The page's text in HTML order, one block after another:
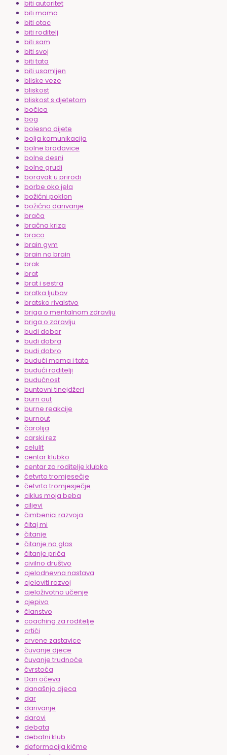
biti autoritet
biti mama
biti otac
biti roditelj
biti sam
biti svoj
biti tata
biti usamljen
bliske veze
bliskost
bliskost s djetetom
bočica
bog
bolesno dijete
bolja komunikacija
bolne bradavice
bolne desni
bolne grudi
boravak u prirodi
borbe oko jela
božićni poklon
božićno darivanje
braća
bračna kriza
braco
brain gym
brain no brain
brak
brat
brat i sestra
bratka ljubav
bratsko rivalstvo
briga o mentalnom zdravlju
briga o zdravlju
budi dobar
budi dobra
budi dobro
budući mama i tata
budući roditelji
budućnost
buntovni tinejdžeri
burn out
burne reakcije
burnout
čarolija
carski rez
celulit
centar klubko
centar za roditelje klubko
četvrto tromjesečje
četvrto tromjesječje
ciklus moja beba
ciljevi
čimbenici razvoja
čitaj mi
čitanje
čitanje na glas
čitanje priča
civilno društvo
cjelodnevna nastava
cjeloviti razvoj
cjeloživotno učenje
cjepivo
članstvo
coaching za roditelje
crtići
crvene zastavice
čuvanje djece
čuvanje trudnoće
čvrstoća
Dan očeva
današnja djeca
dar
darivanje
darovi
debata
debatni klub
deformacija kičme